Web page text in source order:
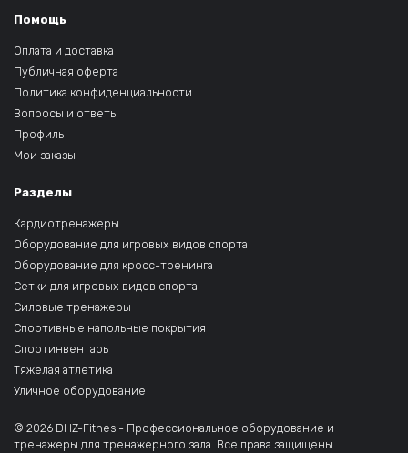
Помощь
Оплата и доставка
Публичная оферта
Политика конфиденциальности
Вопросы и ответы
Профиль
Мои заказы
Разделы
Кардиотренажеры
Оборудование для игровых видов спорта
Оборудование для кросс-тренинга
Сетки для игровых видов спорта
Силовые тренажеры
Спортивные напольные покрытия
Спортинвентарь
Тяжелая атлетика
Уличное оборудование
© 2026 DHZ-Fitnes - Профессиональное оборудование и
тренажеры для тренажерного зала. Все права защищены.